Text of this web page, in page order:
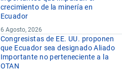
crecimiento de la minería en
Ecuador
6 Agosto, 2026
Congresistas de EE. UU. proponen
que Ecuador sea designado Aliado
Importante no perteneciente a la
OTAN